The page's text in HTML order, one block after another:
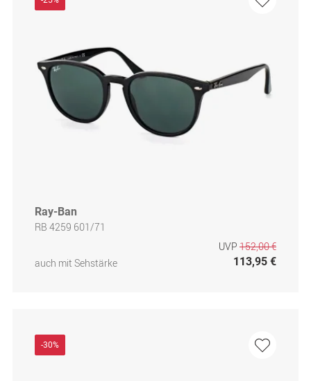
Ray-Ban
RB 4259 601/71
auch mit Sehstärke
UVP 152,00 €
113,95 €
-30%